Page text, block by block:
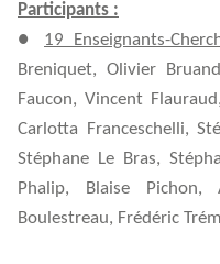
Participants :
● 19 Enseignants-
Breniquet, Olivier
Faucon, Vincent
Carlotta Franceschelli,
Stéphane Le Bras,
Phalip, Blaise Pichon,
Boulestreau, Frédéric